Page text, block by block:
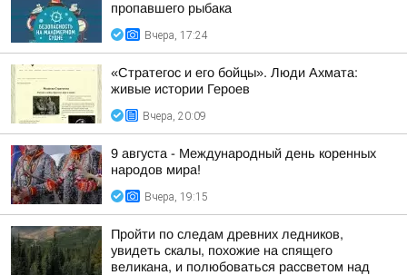
пропавшего рыбака
Вчера, 17:24
«Стратегос и его бойцы». Люди Ахмата:
живые истории Героев
Вчера, 20:09
9 августа - Международный день коренных
народов мира!
Вчера, 19:15
Пройти по следам древних ледников,
увидеть скалы, похожие на спящего
великана, и полюбоваться рассветом над